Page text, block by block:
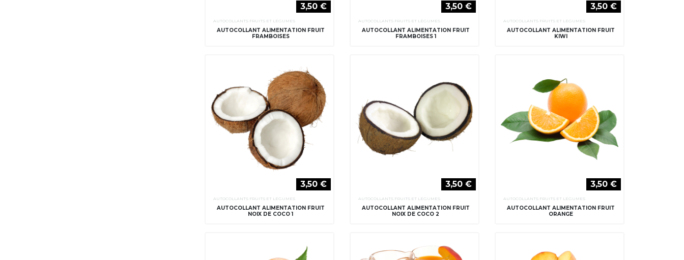
3,50 €
AUTOCOLLANTS FRUITS ET LÉGUMES
AUTOCOLLANT ALIMENTATION FRUIT
FRAMBOISES
3,50 €
AUTOCOLLANTS FRUITS ET LÉGUMES
AUTOCOLLANT ALIMENTATION FRUIT
FRAMBOISES 1
3,50 €
AUTOCOLLANTS FRUITS ET LÉGUMES
AUTOCOLLANT ALIMENTATION FRUIT
KIWI
3,50 €
AUTOCOLLANTS FRUITS ET LÉGUMES
AUTOCOLLANT ALIMENTATION FRUIT
NOIX DE COCO 1
3,50 €
AUTOCOLLANTS FRUITS ET LÉGUMES
AUTOCOLLANT ALIMENTATION FRUIT
NOIX DE COCO 2
3,50 €
AUTOCOLLANTS FRUITS ET LÉGUMES
AUTOCOLLANT ALIMENTATION FRUIT
ORANGE